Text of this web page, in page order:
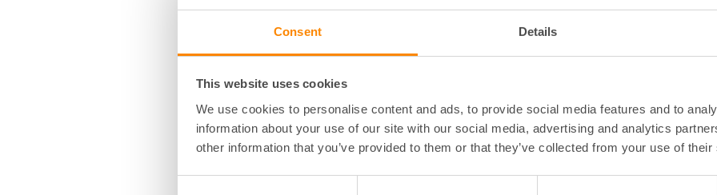
Consent Details
This website uses cookies
We use cookies to personalise content and ads, to provide social media features and to
information about your use of our site with our social media, advertising and analytics
other information that you’ve provided to them or that they’ve collected from your use of
Vad är hyresavtal och
hyreskontrakt?
Hyresavtal och hyreskontrakt är två ord för samma
sak, det vill säga en överenskommelse om att någon
Kan man
Nej, 12 kap jordabalken
hyreslagen) innehåller